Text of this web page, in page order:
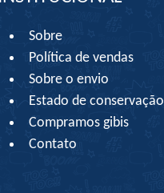
Sobre
Política de vendas
Sobre o envio
Estado de conservação
Compramos gibis
Contato